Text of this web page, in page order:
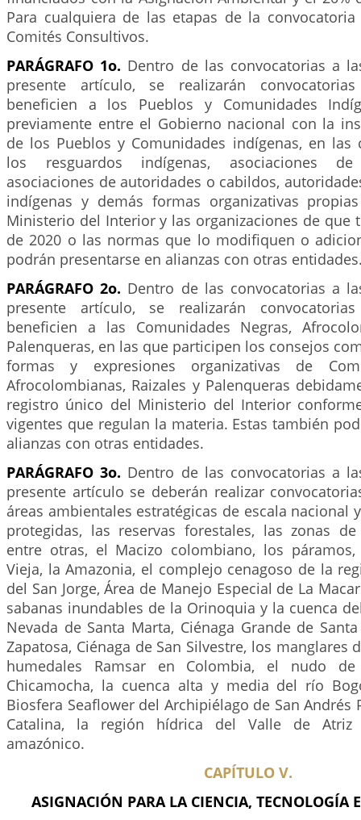
Para cualquiera de las etapas de la
Comités Consultivos.
PARÁGRAFO 1o. Dentro de las convocatorias a
presente artículo, se realizarán
beneficien a los Pueblos y Comunidades
previamente entre el Gobierno nacional con la
de los Pueblos y Comunidades indígenas, en las
los resguardos indígenas, asociaciones
asociaciones de autoridades o cabildos,
indígenas y demás formas organizativas
Ministerio del Interior y las organizaciones de que
de 2020 o las normas que lo modifiquen o
podrán presentarse en alianzas con otras
PARÁGRAFO 2o. Dentro de las convocatorias a
presente artículo, se realizarán
beneficien a las Comunidades Negras,
Palenqueras, en las que participen los consejos
formas y expresiones organizativas de
Afrocolombianas, Raizales y Palenqueras
registro único del Ministerio del Interior
vigentes que regulan la materia. Estas también
alianzas con otras entidades.
PARÁGRAFO 3o. Dentro de las convocatorias a
presente artículo se deberán realizar
áreas ambientales estratégicas de escala nacional
protegidas, las reservas forestales, las zonas
entre otras, el Macizo colombiano, los
Vieja, la Amazonia, el complejo cenagoso de la
del San Jorge, Área de Manejo Especial de La
sabanas inundables de la Orinoquia y la cuenca
Nevada de Santa Marta, Ciénaga Grande de
Zapatosa, Ciénaga de San Silvestre, los manglares
humedales Ramsar en Colombia, el nudo
Chicamocha, la cuenca alta y media del río
Biosfera Seaflower del Archipiélago de San Andrés
Catalina, la región hídrica del Valle de Atriz
amazónico.
CAPÍTULO V.
ASIGNACIÓN PARA LA CIENCIA, TECNOLOGÍA